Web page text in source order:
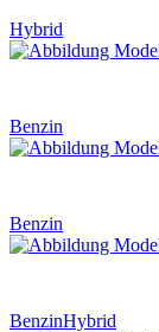
Hybrid
Benzin
Benzin
BenzinHybrid